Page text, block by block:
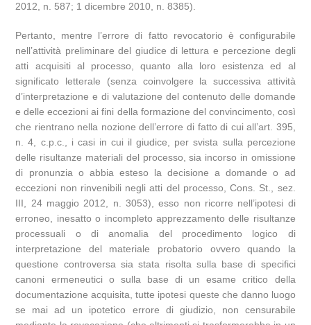
2012, n. 587; 1 dicembre 2010, n. 8385).
Pertanto, mentre l’errore di fatto revocatorio è configurabile
nell’attività preliminare del giudice di lettura e percezione degli
atti acquisiti al processo, quanto alla loro esistenza ed al
significato letterale (senza coinvolgere la successiva attività
d’interpretazione e di valutazione del contenuto delle domande
e delle eccezioni ai fini della formazione del convincimento, così
che rientrano nella nozione dell’errore di fatto di cui all’art. 395,
n. 4, c.p.c., i casi in cui il giudice, per svista sulla percezione
delle risultanze materiali del processo, sia incorso in omissione
di pronunzia o abbia esteso la decisione a domande o ad
eccezioni non rinvenibili negli atti del processo, Cons. St., sez.
III, 24 maggio 2012, n. 3053), esso non ricorre nell’ipotesi di
erroneo, inesatto o incompleto apprezzamento delle risultanze
processuali o di anomalia del procedimento logico di
interpretazione del materiale probatorio ovvero quando la
questione controversa sia stata risolta sulla base di specifici
canoni ermeneutici o sulla base di un esame critico della
documentazione acquisita, tutte ipotesi queste che danno luogo
se mai ad un ipotetico errore di giudizio, non censurabile